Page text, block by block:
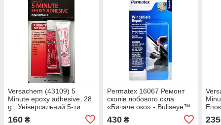
Versachem (43109) 5
Minute epoxy adhesive, 28
g., Універсальний 5-ти
хвилинний клей, прозорий
160 ₴
Permatex 16067 Ремонт
сколів лобового скла
«Бичаче око» - Buliseye™
430₴ 235